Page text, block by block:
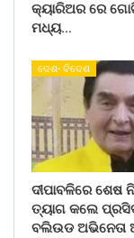
କ୍ୟାରିଅର ରେ
ମଧ୍ୟ…
ଦେଶ- ବିଦେଶ
ଦୀପାବଳିରେ ଶେଷ
ତ୍ୟାଗ କଲେ
ବଲିଉଡ ଅଭିନେତା